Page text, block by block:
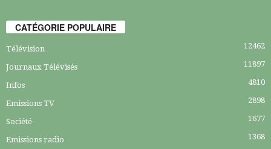
CATÉGORIE POPULAIRE
Télévision 12462
Journaux Télévisés 11897
Infos 4810
Emissions TV 2898
Société 1677
Emissions radio 1368